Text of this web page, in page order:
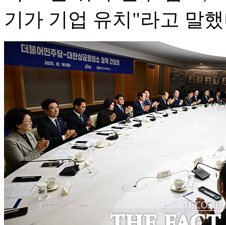
기가 기업 유치"라고 말